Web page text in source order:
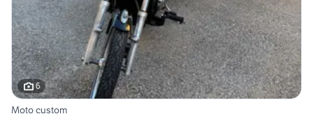
6
Moto custom